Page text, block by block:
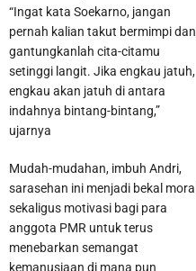
“Ingat kata Soekarno, jangan
pernah kalian takut bermimpi dan
gantungkanlah cita-citamu
setinggi langit. Jika engkau jatuh,
engkau akan jatuh di antara
indahnya bintang-bintang,”
ujarnya
Mudah-mudahan, imbuh Andri,
sarasehan ini menjadi bekal moral
sekaligus motivasi bagi para
anggota PMR untuk terus
menebarkan semangat
kemanusiaan di mana pun